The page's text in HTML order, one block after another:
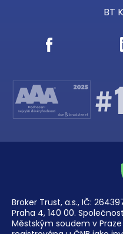
BT
Broker Trust, a.s., IČ:
Praha 4, 140 00.
Městským soudem v Praze